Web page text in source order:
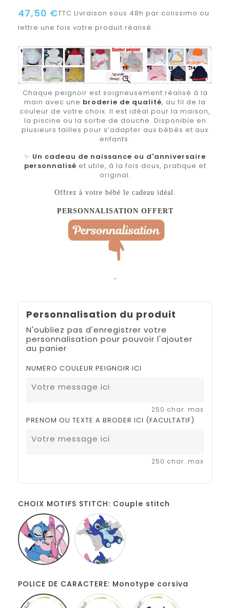
47,50 €TTC Livraison sous 48h par colissimo ou
lettre une fois votre produit réalisé.
Chaque peignoir est soigneusement réalisé à la
main avec une broderie de qualité, au fil de la
couleur de votre choix. Il est idéal pour la maison,
la piscine ou la sortie de douche. Disponible en
plusieurs tailles pour s’adapter aux bébés et aux
enfants.
✨ Un cadeau de naissance ou d'anniversaire
personnalisé et utile, à la fois doux, pratique et
original.
Offrez à votre bébé le cadeau idéal.
PERSONNALISATION OFFERT
Personnalisation du produit
N'oubliez pas d'enregistrer votre
personnalisation pour pouvoir l'ajouter
au panier
NUMERO COULEUR PEIGNOIR ICI
250 char. max
PRENOM OU TEXTE A BRODER ICI (FACULTATIF)
250 char. max
CHOIX MOTIFS STITCH: Couple stitch
Couple
stitch
POLICE DE CARACTERE: Monotype corsiva
Monotype
Disney